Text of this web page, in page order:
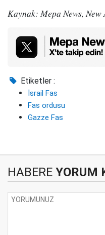
Kaynak: Mepa News, New
Etiketler :
İsrail Fas
Fas ordusu
Gazze Fas
HABERE YORUM